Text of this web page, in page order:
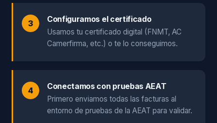
Configuramos el certificado
Usamos tu certificado digital (FNMT, AC
Camerfirma, etc.) o te lo conseguimos.
Conectamos con pruebas AEAT
Primero enviamos todas las facturas al
entorno de pruebas de la AEAT para validar.